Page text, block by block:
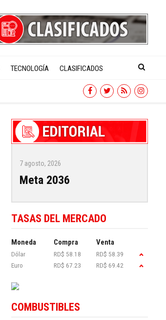
TECNOLOGÍA CLASIFICADOS
7 agosto, 2026
Meta 2036
TASAS DEL MERCADO
Moneda Compra Venta
Dólar RD$ 58.18
RD$ 58.39
Euro
RD$ 67.23 RD$ 69.42
COMBUSTIBLES